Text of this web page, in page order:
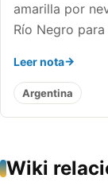
amarilla por
Río Negro
Leer nota
Argentina
Wiki